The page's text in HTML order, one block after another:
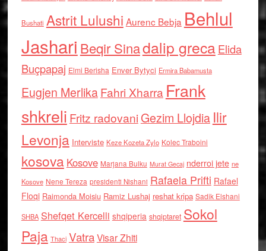
Bushati Astrit Lulushi Aurenc Bebja Behlul
Jashari Beqir Sinadalip grecaElida
Buçpapaj Elmi Berisha Enver Bytyci Ermira Babamusta
Eugjen MerlikaFahri Xharra Frank
shkreli Fritz radovaniGezim Llojdia Ilir
Levonja Interviste Keze Kozeta Zylo Kolec Traboini
kosova Kosove Marjana Bulku Murat Gecaj nderroi jete ne
Kosove Nene Tereza presidenti Nishani Rafaela Prifti Rafael
Floqi Raimonda Moisiu Ramiz Lushaj reshat kripa Sadik Elshani
SHBA Shefqet Kercelli shqiperia shqiptaret Sokol
Paja Thaci VatraVisar Zhiti